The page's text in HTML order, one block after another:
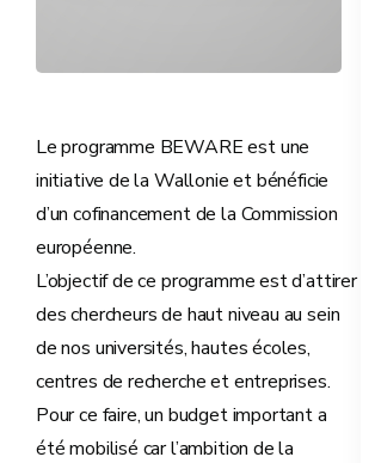
Le programme BEWARE est une
initiative de la Wallonie et bénéficie
d’un ­cofinancement de la Commission
européenne.
L’objectif de ce programme est d’attirer
des chercheurs de haut niveau au sein
de nos universités, hautes écoles,
centres de recherche et entreprises.
Pour ce faire, un budget important a
été mobilisé car l’ambition de la